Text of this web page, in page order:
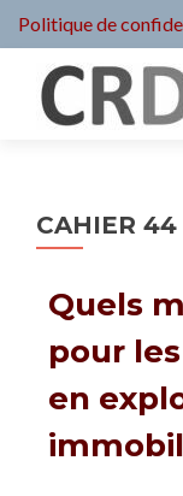
Politique de
CAHIER
Quels
pour
en